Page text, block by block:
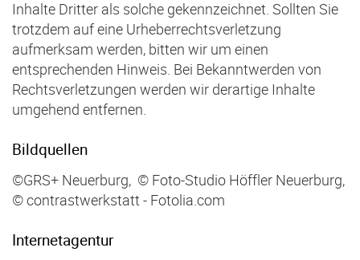
Inhalte Dritter als solche gekennzeichnet. Sollten Sie
trotzdem auf eine Urheberrechtsverletzung
aufmerksam werden, bitten wir um einen
entsprechenden Hinweis. Bei Bekanntwerden von
Rechtsverletzungen werden wir derartige Inhalte
umgehend entfernen.
Bildquellen
©GRS+ Neuerburg, © Foto-Studio Höffler Neuerburg,
© contrastwerkstatt - Fotolia.com
Internetagentur